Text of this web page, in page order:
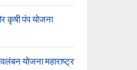
पंप योजना
योजना महाराष्ट्र